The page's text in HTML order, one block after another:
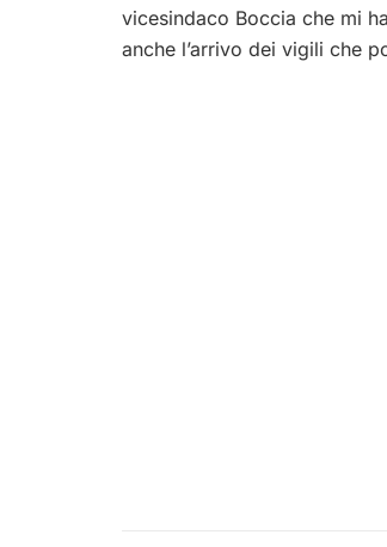
vicesindaco Boccia che mi
anche l’arrivo dei vigili che